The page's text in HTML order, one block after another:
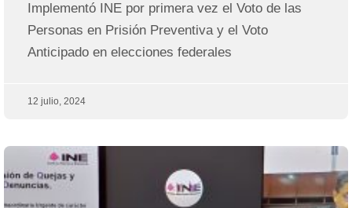
Implementó INE por primera vez el Voto de las
Personas en Prisión Preventiva y el Voto
Anticipado en elecciones federales
12 julio, 2024